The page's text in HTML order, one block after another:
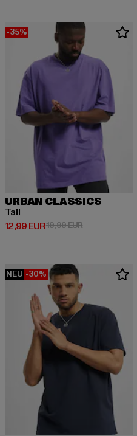
-35%
URBAN CLASSICS
Tall
12,99 EUR
Derzeitiger Preis: 12,99 EUR
19,99 EURAktionspreis:
NEU -30%